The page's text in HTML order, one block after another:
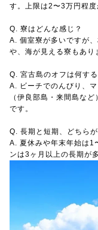
す。上限は2〜3万円程度
Q. 寮はどんな感じ？
A. 個室寮が多いですが
や、海が見える寮もあり
Q. 宮古島のオフは何する
A. ビーチでのんびり、
（伊良部島・来間島な
です。
Q. 長期と短期、どちらが
A. 夏休みや年末年始は1
ンは3ヶ月以上の長期が多